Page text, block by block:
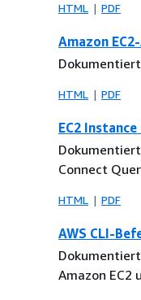
HTML PDF
Amazon
Dokumentiert
HTML PDF
EC2
Connect
HTML PDF
AWS CLI-
Amazon EC2